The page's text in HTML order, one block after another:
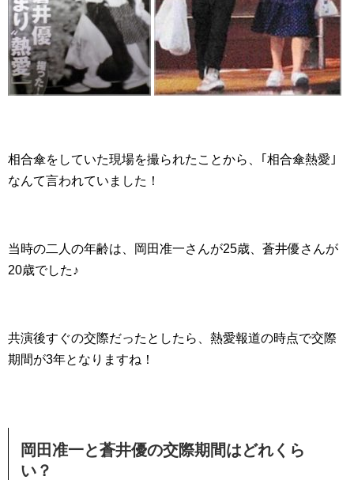
相合傘をしていた現場を撮られたことから、｢相合傘熱愛｣
なんて言われていました！
当時の二人の年齢は、岡田准一さんが25歳、蒼井優さんが
20歳でした♪
共演後すぐの交際だったとしたら、熱愛報道の時点で交際
期間が3年となりますね！
岡田准一と蒼井優の交際期間はどれくら
い？